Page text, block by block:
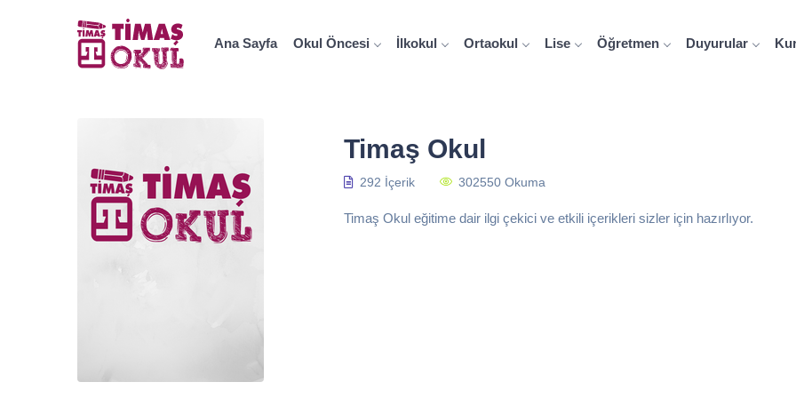
Ana Sayfa Okul Öncesi İlkokul Ortaokul Lise Öğretmen Duyurular
Timaş Okul
292 İçerik 302550 Okuma
Timaş Okul eğitime dair ilgi çekici ve etkili içerikleri sizler için hazırlıyor.